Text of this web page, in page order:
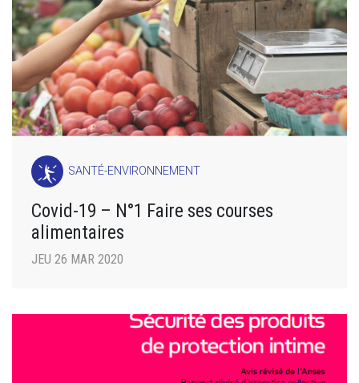
SANTÉ-ENVIRONNEMENT
Covid-19 – N°1 Faire ses courses
alimentaires
JEU 26 MAR 2020